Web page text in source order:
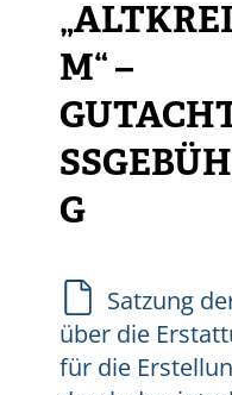
M“ –
G
Satzung
über die
für die